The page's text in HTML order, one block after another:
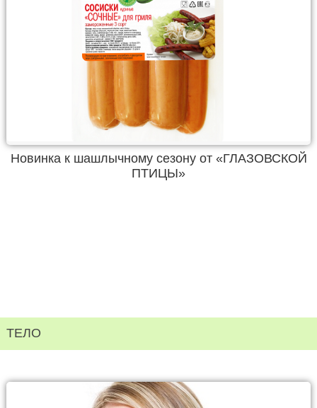
Новинка к шашлычному сезону от «ГЛАЗОВСКОЙ
ПТИЦЫ»
ТЕЛО